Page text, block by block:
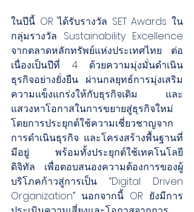
ในปีนี้ OR ได้รับรางวัล SET Awards ใน
กลุ่มรางวัล Sustainability Excellence
จากตลาดหลักทรัพย์แห่งประเทศไทย ต่อ
เนื่องเป็นปีที่ 4 ด้วยความมุ่งมั่นดำเนิน
ธุรกิจอย่างยั่งยืน ผ่านกลยุทธ์การมุ่งเสริม
ความแข็งแกร่งให้กับธุรกิจเดิม และ
แสวงหาโอกาสในการขยายสู่ธุรกิจใหม่
โดยการประยุกต์ใช้ความเชี่ยวชาญจาก
การดำเนินธุรกิจ และโครงสร้างพื้นฐานที่
มีอยู่ พร้อมทั้งประยุกต์ใช้เทคโนโลยี
ดิจิทัล เพื่อตอบสนองความต้องการของผู้
บริโภคก้าวสู่การเป็น “Digital Driven
Organization” นอกจากนี้ OR ยังมีการ